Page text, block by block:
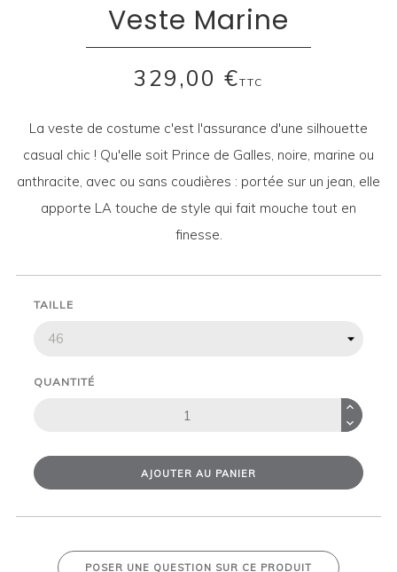
Veste Marine
329,00 €TTC
La veste de costume c'est l'assurance d'une silhouette
casual chic ! Qu'elle soit Prince de Galles, noire, marine ou
anthracite, avec ou sans coudières : portée sur un jean, elle
apporte LA touche de style qui fait mouche tout en
finesse.
TAILLE
QUANTITÉ
AJOUTER AU PANIER
POSER UNE QUESTION SUR CE PRODUIT